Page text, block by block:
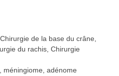
de la base du crâne,
du rachis, Chirurgie
méningiome, adénome